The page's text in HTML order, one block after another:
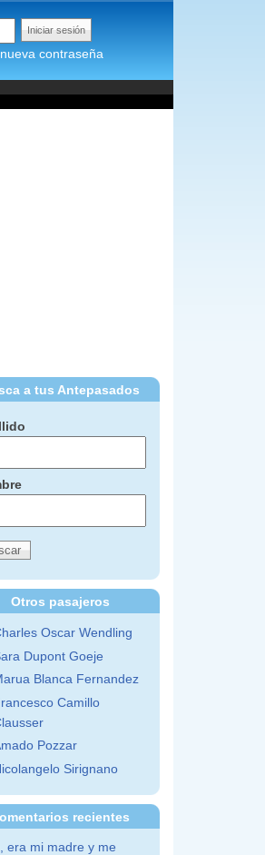
contraseña
a tus Antepasados
Otros pasajeros
Oscar Wendling
Dupont Goeje
Blanca Fernandez
Camillo
Pozzar
Sirignano
recientes
era mi madre y me